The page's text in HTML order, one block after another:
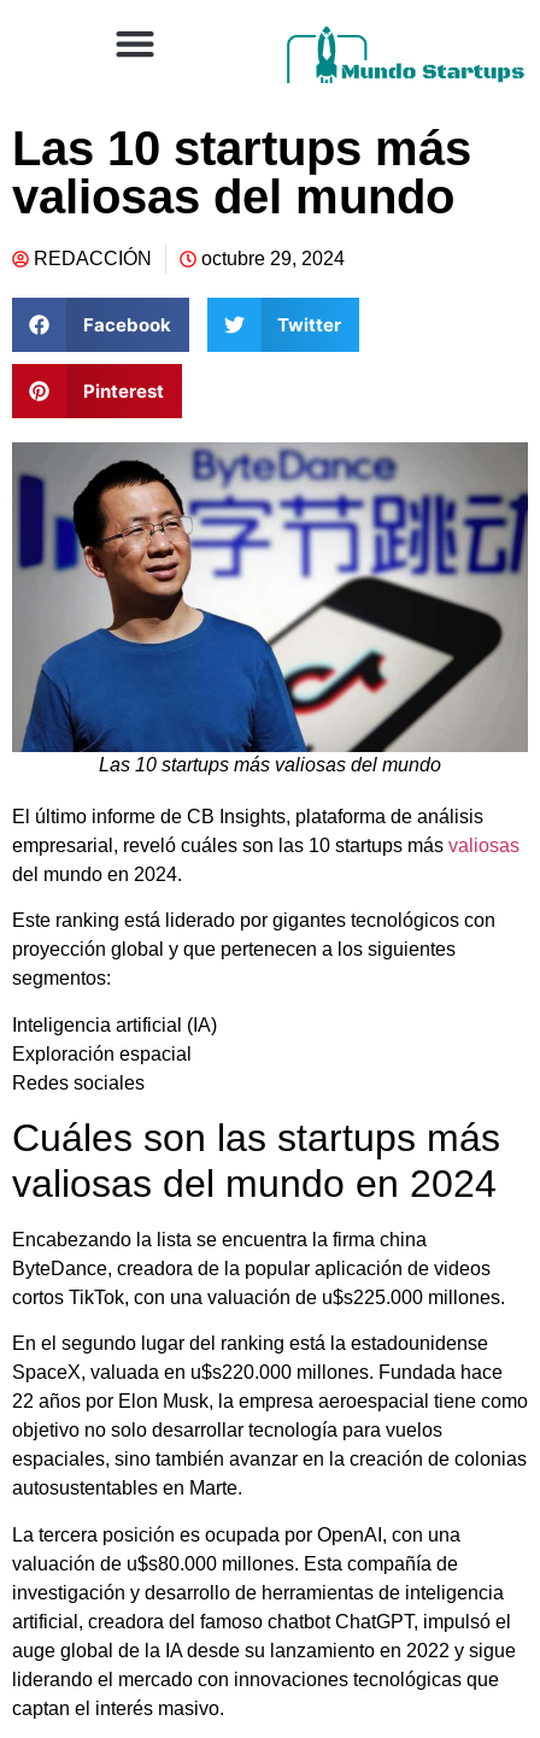
Las 10 startups más
valiosas del mundo
REDACCIÓN octubre 29, 2024
Facebook Twitter
Pinterest
Las 10 startups más valiosas del mundo
El último informe de CB Insights, plataforma de análisis
empresarial, reveló cuáles son las 10 startups más valiosas
del mundo en 2024.
Este ranking está liderado por gigantes tecnológicos con
proyección global y que pertenecen a los siguientes
segmentos:
Inteligencia artificial (IA)
Exploración espacial
Redes sociales
Cuáles son las startups más
valiosas del mundo en 2024
Encabezando la lista se encuentra la firma china
ByteDance, creadora de la popular aplicación de videos
cortos TikTok, con una valuación de u$s225.000 millones.
En el segundo lugar del ranking está la estadounidense
SpaceX, valuada en u$s220.000 millones. Fundada hace
22 años por Elon Musk, la empresa aeroespacial tiene como
objetivo no solo desarrollar tecnología para vuelos
espaciales, sino también avanzar en la creación de colonias
autosustentables en Marte.
La tercera posición es ocupada por OpenAI, con una
valuación de u$s80.000 millones. Esta compañía de
investigación y desarrollo de herramientas de inteligencia
artificial, creadora del famoso chatbot ChatGPT, impulsó el
auge global de la IA desde su lanzamiento en 2022 y sigue
liderando el mercado con innovaciones tecnológicas que
captan el interés masivo.